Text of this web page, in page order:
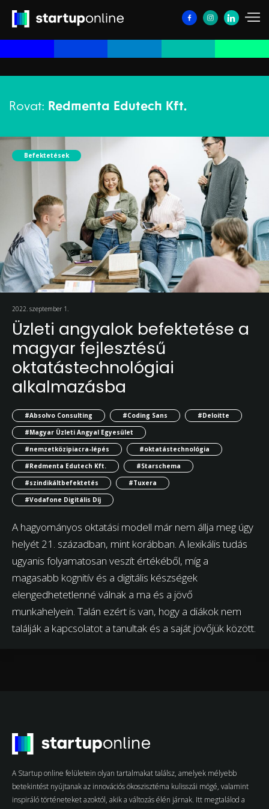
Rovat: Redmenta Edutech Kft.
Befektetések
2022. szeptember 1.
Üzleti angyalok befektetése a
magyar fejlesztésű
oktatástechnológiai
alkalmazásba
#Absolvo Consulting #Coding Sans
#Deloitte
#Magyar Üzleti Angyal Egyesület
#nemzetközipiacra-lépés
#oktatástechnológia
#Redmenta Edutech Kft.
#Starschema
#szindikáltbefektetés
#Tuxera
#Vodafone Digitális Díj
A hagyományos oktatási modell már nem állja meg úgy
helyét 21. században, mint korábban. A lexikális tudás
ugyanis folyamatosan veszít értékéből, míg a
magasabb kognitív és a digitális készségek
elengedhetetlenné válnak a ma és a jövő
munkahelyein. Talán ezért is van, hogy a diákok nem
találják a kapcsolatot a tanultak és a saját jövőjük között.
A Startup online felületein olyan tartalmakat találsz, amelyek mélyebb
betekintést nyújtanak az innovációs ökoszisztéma kulisszái mögé, valamint
inspiráló történeteket azoktól, akik a változás élén járnak. Itt megtalálod a